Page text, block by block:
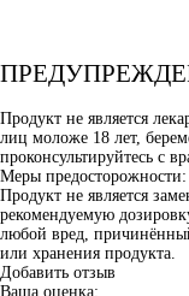
Продукт не является
лиц моложе 18 лет,
проконсультируйтесь с
Меры предосторожности:
Продукт не является
рекомендуемую
любой вред,
или хранения продукта.
Добавить отзыв
Ваша оценка: